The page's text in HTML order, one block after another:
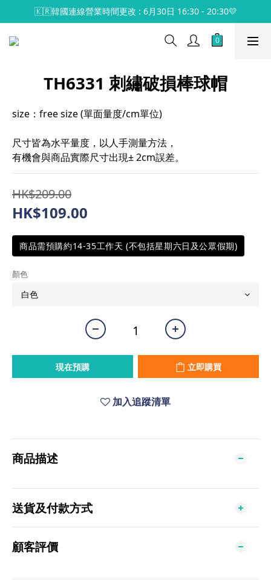
🇰🇷韓國連線營業時間更改 : 6月30日 16:30 - 20:30💛
TH6331 刺繡破損棒球帽
size：free size (單面量度/cm單位)
尺寸皆為水平量度，以人手測量方法，
有機會與商品實際尺寸出現± 2cm誤差。
HK$209.00
HK$109.00
商品需預購約14-35工作天 (不包括星期六日及公眾假期)
顏色
現在預購 立即購買
加入追蹤清單
商品描述
送貨及付款方式
顧客評價